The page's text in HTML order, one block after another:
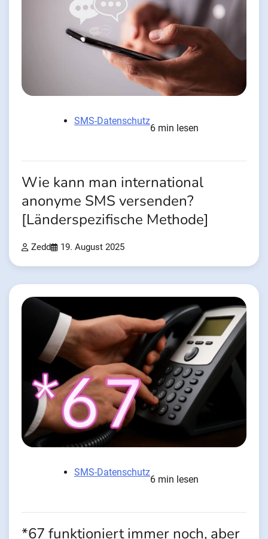
SMS-Datenschutz
6 min lesen
Wie kann man international
anonyme SMS versenden?
[Länderspezifische Methode]
Zedd 19. August 2025
SMS-Datenschutz
6 min lesen
*67 funktioniert immer noch, aber